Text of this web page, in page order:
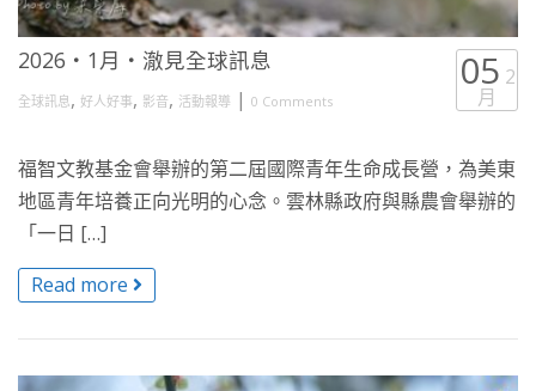
2026・1月・澈見全球訊息
全球訊息, 好人好事, 影音, 活動報導 | 0 Comments
05 2
月
福智文教基金會舉辦的第二屆國際青年生命成長營，為美東
地區青年培養正向光明的心念。雲林縣政府與縣農會舉辦的
「一日 […]
Read more